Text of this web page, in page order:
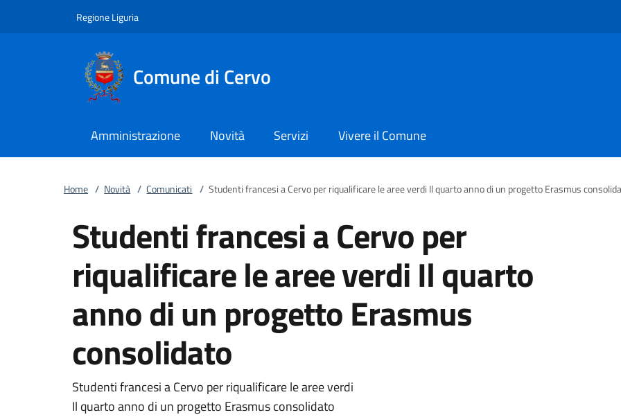
Regione Liguria
Comune di Cervo
Amministrazione Novità Servizi Vivere il Comune
Home / Novità / Comunicati / Studenti francesi a Cervo per riqualificare le aree verdi Il quarto anno di un progetto Erasmus
Studenti francesi a Cervo per
riqualificare le aree verdi Il quarto
anno di un progetto Erasmus
consolidato
Studenti francesi a Cervo per riqualificare le aree verdi
Il quarto anno di un progetto Erasmus consolidato